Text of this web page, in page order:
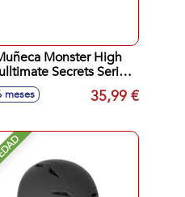
Monster High
Secrets Series
Incluye mas de
19 Sorpresas.
meses 35,99 €